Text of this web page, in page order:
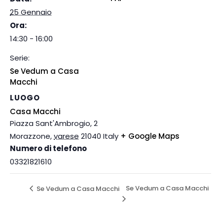
25 Gennaio
Ora:
14:30 - 16:00
Serie:
Se Vedum a Casa
Macchi
LUOGO
Casa Macchi
Piazza Sant'Ambrogio, 2
Morazzone,varese 21040 Italy + Google Maps
Numero di telefono
03321821610
Se Vedum a Casa Macchi Se Vedum a Casa Macchi